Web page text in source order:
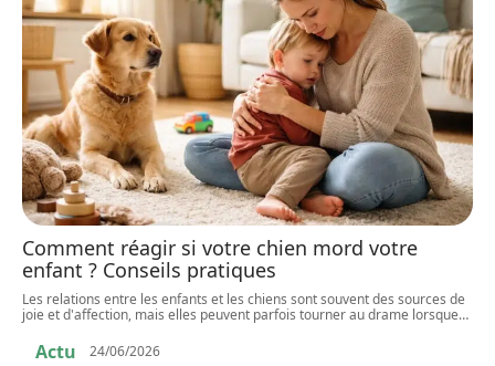
Comment réagir si votre chien mord votre
enfant ? Conseils pratiques
Les relations entre les enfants et les chiens sont souvent des sources de
joie et d'affection, mais elles peuvent parfois tourner au drame lorsque…
Actu 24/06/2026